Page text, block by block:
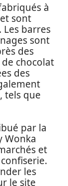
à
sont
barres
sont
des
chocolat
des
tels que
par la
Wonka
et
les
le site